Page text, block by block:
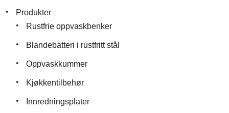
Produkter
Rustfrie oppvaskbenker
Blandebatteri i rustfritt stål
Oppvaskkummer
Kjøkkentilbehør
Innredningsplater